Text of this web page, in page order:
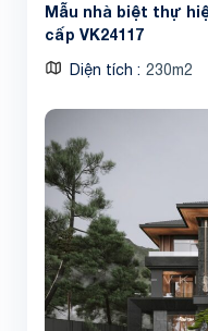
Mẫu nhà biệt thự
cấp VK24117
Diện tích 230m2